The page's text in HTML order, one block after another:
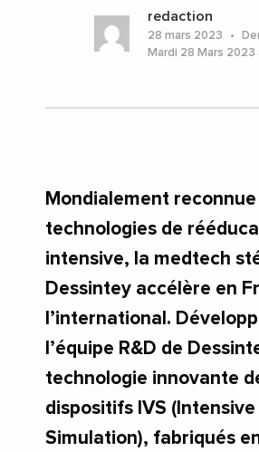
#AuvergneRhoneAlpes
redaction
28 mars 2023
Mardi 28 Mars 2023
Mondialement
technologies de
intensive, la medtech
Dessintey accélère en
l’international.
l’équipe R&D de
technologie innovante
dispositifs IVS (Intensive
Simulation), fabriqués